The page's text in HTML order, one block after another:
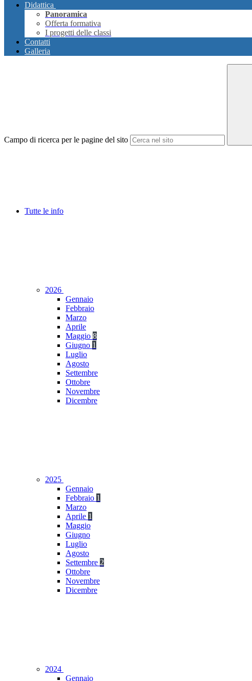
Didattica
Panoramica
Offerta formativa
I progetti delle classi
Contatti
Galleria
Campo di ricerca per le pagine del sito
Tutte le info
2026
Gennaio
Febbraio
Marzo
Aprile
Maggio 8
Giugno 1
Luglio
Agosto
Settembre
Ottobre
Novembre
Dicembre
2025
Gennaio
Febbraio 1
Marzo
Aprile 1
Maggio
Giugno
Luglio
Agosto
Settembre 2
Ottobre
Novembre
Dicembre
2024
Gennaio